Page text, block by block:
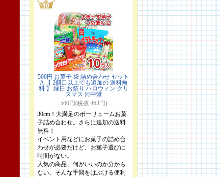
500円 お菓子 袋 詰め合わせ セット
A 【 2個口以上でも追加の 送料無
料 】 縁日 お祭り ハロウィン クリ
スマス 河中堂
500円(税抜 463円)
30cm！大満足のボーリュームお菓
子詰め合わせ。さらに追加の送料
無料！
イベント用などにお菓子の詰め合
わせが必要だけど、お菓子選びに
時間がない。
人気の商品、何がいいのか分から
ない。そんな手間をはぶける便利